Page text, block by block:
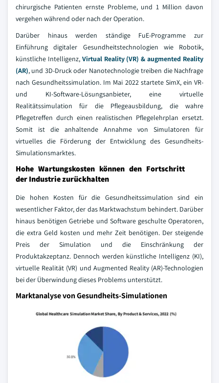
chirurgische Patienten ernste Probleme, und 1 Million davon
vergehen während oder nach der Operation.
Darüber hinaus werden ständige FuE-Programme zur
Einführung digitaler Gesundheitstechnologien wie Robotik,
künstliche Intelligenz, Virtual Reality (VR) & augmented Reality
(AR), und 3D-Druck oder Nanotechnologie treiben die Nachfrage
nach Gesundheitssimulation. Im Mai 2022 startete SimX, ein VR-
und KI-Software-Lösungsanbieter, eine virtuelle
Realitätssimulation für die Pflegeausbildung, die wahre
Pflegetreffen durch einen realistischen Pflegelehrplan ersetzt.
Somit ist die anhaltende Annahme von Simulatoren für
virtuelles die Förderung der Entwicklung des Gesundheits-
Simulationsmarktes.
Hohe Wartungskosten können den Fortschritt
der Industrie zurückhalten
Die hohen Kosten für die Gesundheitssimulation sind ein
wesentlicher Faktor, der das Marktwachstum behindert. Darüber
hinaus benötigen Getriebe und Software geschulte Operatoren,
die extra Geld kosten und mehr Zeit benötigen. Der steigende
Preis der Simulation und die Einschränkung der
Produktakzeptanz. Dennoch werden künstliche Intelligenz (KI),
virtuelle Realität (VR) und Augmented Reality (AR)-Technologien
bei der Überwindung dieses Problems unterstützt.
Marktanalyse von Gesundheits-Simulationen